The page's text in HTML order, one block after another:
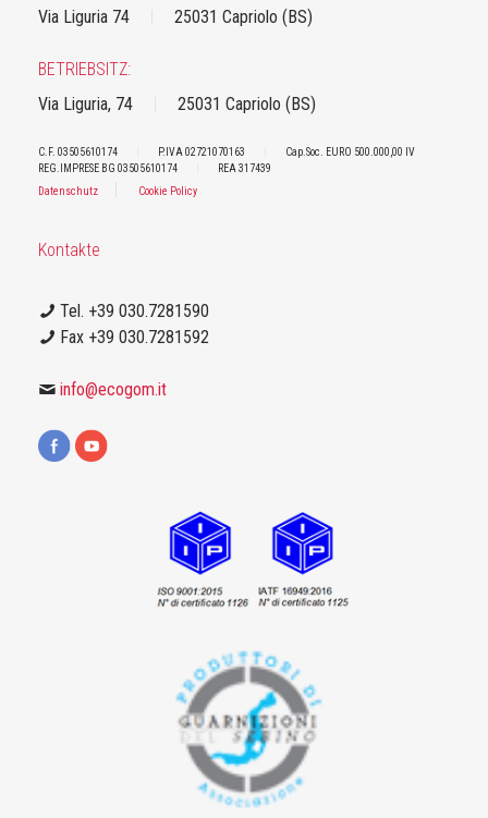
Via Liguria 74
25031 Capriolo (BS)
BETRIEBSITZ:
Via Liguria, 74
25031 Capriolo (BS)
C.F. 03505610174 P.IVA 02721070163
Cap.Soc. EURO 500.000,00 IV
REG.IMPRESE BG 03505610174
REA 317439
Datenschutz
Cookie Policy
Kontakte
Tel. +39 030.7281590
Fax +39 030.7281592
info@ecogom.it